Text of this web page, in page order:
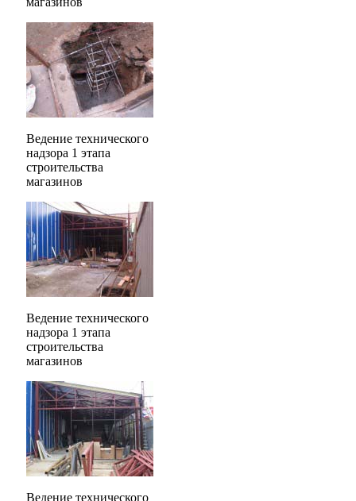
Ведение технического
надзора 1 этапа
строительства
магазинов
Ведение технического
надзора 1 этапа
строительства
магазинов
Ведение технического